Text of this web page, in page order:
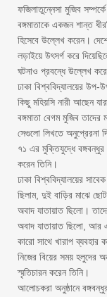
ফজিলাতুন্নেসা মুজিব
বঙ্গমাতাকে একজন শান্ত
হিসেবে উল্লেখ করেন।
লড়াইয়ে উৎসর্গ করে
ঘটনাও প্রবন্ধে উল্লেখ
ঢাকা বিশ্ববিদ্যালয়ের উপ-
কিছু মহিয়সি নারী আছেন
বঙ্গমাতা বেগম মুজিব
সেগুলো লিখতে অনুপ্রেরনা
৭১ এর মুক্তিযুদ্ধে
করেন তিনি।
ঢাকা বিশ্ববিদ্যালয়ের
ছিলাম, দুই বাড়ির মাঝে
অবাদ যাতায়াত ছিলো।
অবাদ যাতায়াত ছিলো, আর
কারো সাথে খারাপ ব্যবহার
নিজের বিয়ের সময় হলুদের
স্মৃতিচারন করেন তিনি।
আলোচকরা অনুষ্ঠানে